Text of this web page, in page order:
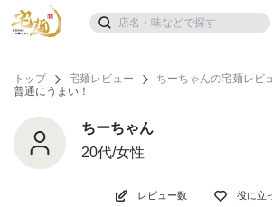
トップ 宅麺レビュー
ちーちゃんの宅麺レビ
普通にうまい！
ちーちゃん
20代/女性
レビュー数 役に立